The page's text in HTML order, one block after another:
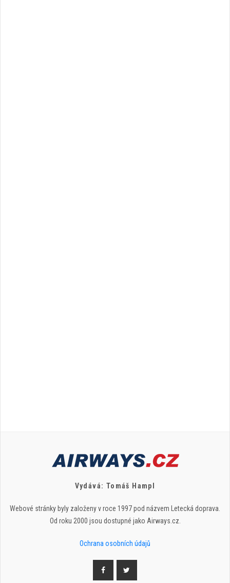
Vydává: Tomáš Hampl
Webové stránky byly založeny v roce 1997 pod názvem Letecká doprava.
Od roku 2000 jsou dostupné jako Airways.cz.
Ochrana osobních údajů